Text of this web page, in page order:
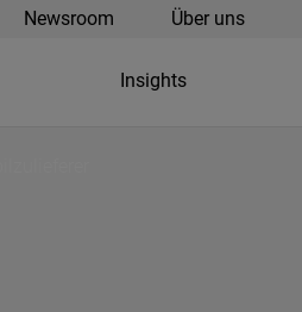
Newsroom Über uns
Insights